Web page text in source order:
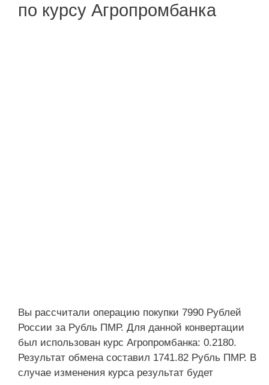
по курсу Агропромбанка
Вы рассчитали операцию покупки 7990 Рублей
России за Рубль ПМР. Для данной конвертации
был использован курс Агропромбанка: 0.2180.
Результат обмена составил 1741.82 Рубль ПМР. В
случае изменения курса результат будет